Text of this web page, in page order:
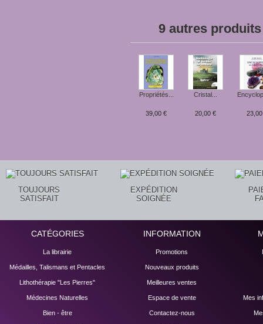
9 autres
Propriétés...
39,00 €
Cristal...
20,00 €
TOUJOURS
SATISFAIT
EXPÉDITION
SOIGNÉE
CATÉGORIES
La librairie
Médailles, Talismans et Pentacles
Lithothérapie "Les Pierres"
Médecines Naturelles
Bien - être
INFORMATION
Promotions
Nouveaux produits
Meilleures ventes
Espace de vente
Contactez-nous
Mes